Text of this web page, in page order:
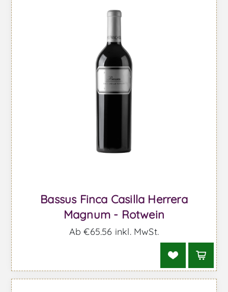
Bassus Finca Casilla Herrera
Magnum - Rotwein
Ab €65,56 inkl. MwSt.